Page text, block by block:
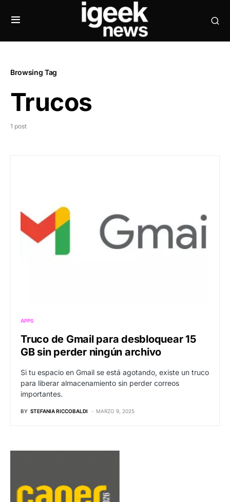
Browsing Tag
Trucos
1 post
APPS
Truco de Gmail para desbloquear 15
GB sin perder ningún archivo
Si tu espacio en Gmail se está agotando, existe un truco
para liberar almacenamiento sin perder correos
importantes.
BY STEFANIA RICCOBALDI MARZO 9, 2025